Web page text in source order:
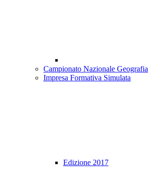
Campionato Nazionale Geografia
Impresa Formativa Simulata
Edizione 2017